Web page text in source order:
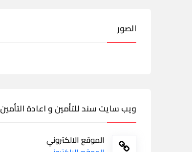
الصور
ويب سايت سند للتأمين و اعادة
الموقع الالكتروني